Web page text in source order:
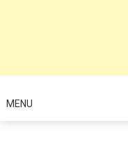
MENU